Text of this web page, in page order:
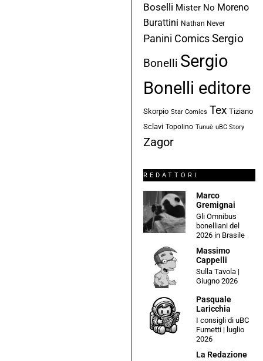
Boselli Mister No Moreno
Burattini Nathan Never
Panini ComicsSergio
Bonelli Sergio
Bonelli editore
Skorpio Star Comics Tex Tiziano
Sclavi Topolino Tunuè uBC Story
Zagor
REDATTORI
Marco
Gremignai
Gli Omnibus
bonelliani del
2026 in Brasile
Massimo
Cappelli
Sulla Tavola |
Giugno 2026
Pasquale
Laricchia
I consigli di uBC
Fumetti | luglio
2026
La Redazione